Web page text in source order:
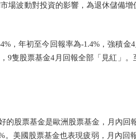
波動對投資的影響，為退休儲備增
年初至今回報率為-1.4%，強積金4
9隻股票基金4月回報全部「見紅」
股票基金是歐洲股票基金，月內回
美國股票基金也表現疲弱，月內回